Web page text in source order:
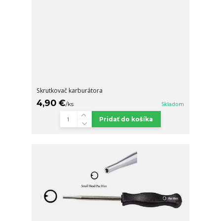
Skrutkovač karburátora
4,90 €/ks Skladom
Pridať do košíka